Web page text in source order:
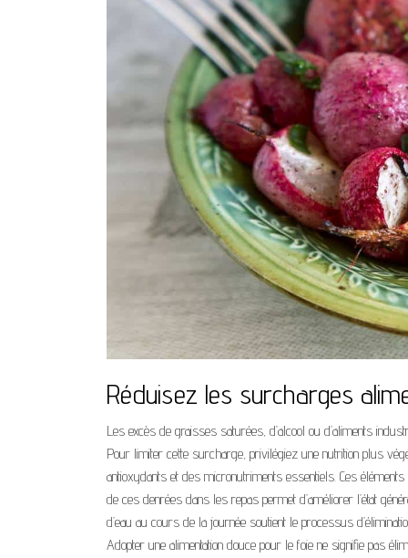
Réduisez les surcharges
Les excès de graisses saturées, d’alcool ou d’aliments
Pour limiter cette surcharge, privilégiez une nutrition plus
antioxydants et des micronutriments essentiels. Ces
de ces denrées dans les repas permet d’améliorer l’état
d’eau au cours de la journée soutient le processus
Adopter une alimentation douce pour le foie ne signifie pas